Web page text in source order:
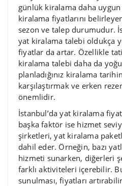
günlük kiralama daha
kiralama fiyatlarını
sezon ve talep durumudur.
yat kiralama talebi oldukça
fiyatlar da artar. Özellikle
kiralama talebi daha da
planladığınız kiralama
karşılaştırmak ve erken
önemlidir.
İstanbul’da yat kiralama
başka faktör ise hizmet
şirketleri, yat kiralama
dahil eder. Örneğin, bazı
hizmeti sunarken, diğerleri
farklı aktiviteleri içerebilir.
sunulması, fiyatları